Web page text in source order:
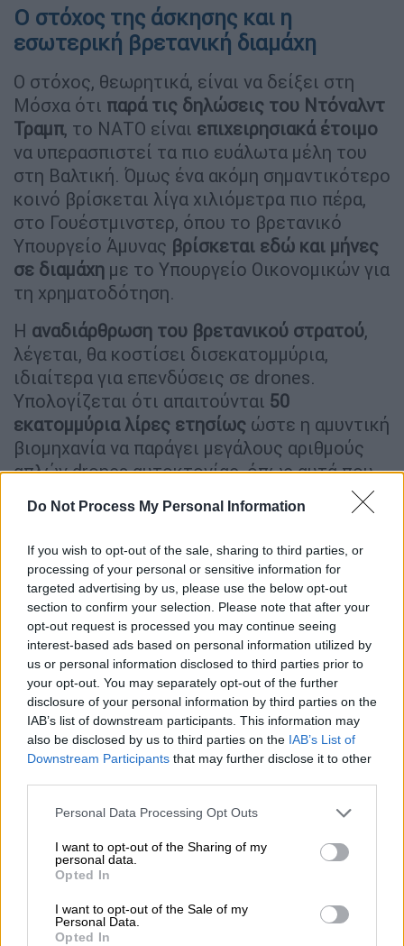
Do Not Process My Personal Information
If you wish to opt-out of the sale, sharing to third parties, or
processing of your personal or sensitive information for
targeted advertising by us, please use the below opt-out
section to confirm your selection. Please note that after your
opt-out request is processed you may continue seeing
interest-based ads based on personal information utilized by
us or personal information disclosed to third parties prior to
your opt-out. You may separately opt-out of the further
disclosure of your personal information by third parties on the
IAB’s list of downstream participants. This information may
also be disclosed by us to third parties on the IAB’s List of
Downstream Participants that may further disclose it to other
Please note that this website/app uses one or more Google
not limited to your visit or usage behaviour. You may click to
grant or deny consent to Google and its third-party tags to
use your data for below specified purposes in below Google
consent section.
Personal Data Processing Opt Outs
I want to opt-out of the Sharing of my
personal data.
Opted In
I want to opt-out of the Sale of my
Personal Data.
Opted In
Ο στόχος της άσκησης και η
εσωτερική βρετανική διαμάχη
Ο στόχος, θεωρητικά, είναι να δείξει στη
Μόσχα ότι παρά τις δηλώσεις του Ντόναλντ
Τραμπ, το ΝΑΤΟ είναι επιχειρησιακά έτοιμο
να υπερασπιστεί τα πιο ευάλωτα μέλη του
στη Βαλτική. Όμως ένα ακόμη σημαντικότερο
κοινό βρίσκεται λίγα χιλιόμετρα πιο πέρα,
στο Γουέστμινστερ, όπου το βρετανικό
Υπουργείο Άμυνας βρίσκεται εδώ και μήνες
σε διαμάχη με το Υπουργείο Οικονομικών για
τη χρηματοδότηση.
Η αναδιάρθρωση του βρετανικού στρατού,
λέγεται, θα κοστίσει δισεκατομμύρια,
ιδιαίτερα για επενδύσεις σε drones.
Υπολογίζεται ότι απαιτούνται 50
εκατομμύρια λίρες ετησίως ώστε η αμυντική
βιομηχανία να παράγει μεγάλους αριθμούς
απλών drones αυτοκτονίας, όπως αυτά που
χρησιμοποιούνται στην Ουκρανία, και άλλες
500 εκατομμύρια λίρες τον χρόνογια πιο
εξελιγμένα συστήματα, όπως οπλισμένα μη
επανδρωμένα οχήματα.
Ανξεσπούσε αύριο ένας πόλεμος πλήρους
κλίμακαςστην ανατολική Ευρώπη, εκτιμάται
ότι ο βρετανικός στρατός θα εξαντλούσε τα
αποθέματα drones σε λιγότερο από μία
εβδομάδα, έχοντας δυνατότητα εκτόξευσης
μόνο μερικών εκατοντάδων ημερησίως.
Σύμφωνα με αυτή την εκτίμηση, ο στρατός
διαθέτει μόλις το 10%-20% των drones που
θεωρεί απαραίτηταγια αναγνώριση,
αεράμυνα και επιθετικές επιχειρήσεις.
Το σκηνικό της επιχείρησης
σκοπεύει να παρουσιάσει «το στρατηγικό
εφεδρικό σώμα που θα μπορούσε να υπάρχει